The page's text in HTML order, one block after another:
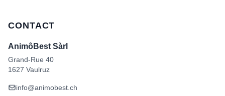
CONTACT
AnimôBest Sàrl
Grand-Rue 40
1627 Vaulruz
info@animobest.ch